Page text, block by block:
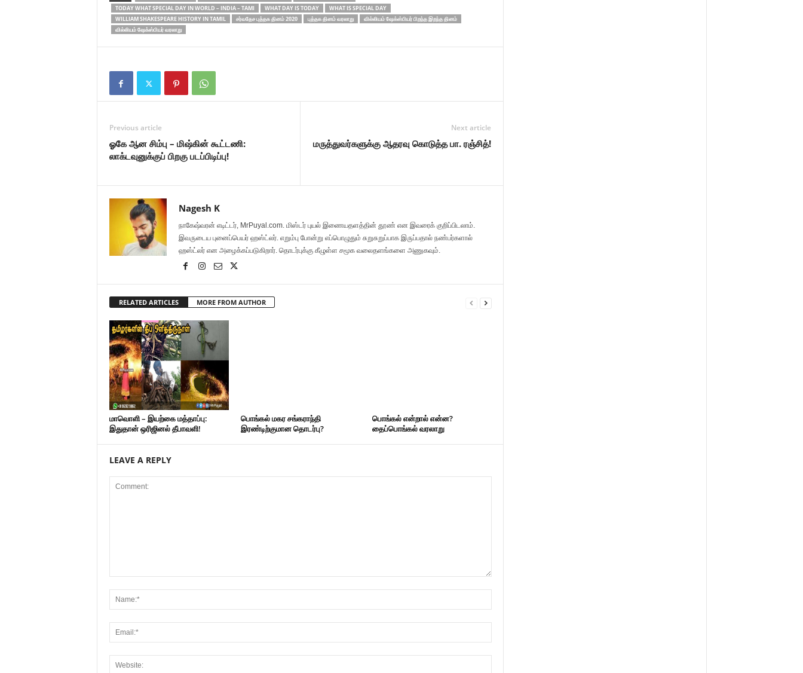
TODAY WHAT SPECIAL DAY IN WORLD – INDIA – TAMI
WHAT DAY IS TODAY
WHAT IS SPECIAL DAY
WILLIAM SHAKESPEARE HISTORY IN TAMIL
சர்வதேச புத்தக தினம் 2020 புத்தக தினம் வரலாறு
வில்லியம் ஷேக்ஸ்பியர் பிறந்த இறந்த தினம்
வில்லியம் ஷேக்ஸ்பியர் வரலாறு
Previous article
ஓகே ஆன சிம்பு – மிஷ்கின் கூட்டணி:
லாக்டவுனுக்குப் பிறகு படப்பிடிப்பு!
Next article
மருத்துவர்களுக்கு ஆதரவு கொடுத்த பா. ரஞ்சித்!
Nagesh K
நாகேஷ்வரன் எடிட்டர், MrPuyal.com. மிஸ்டர் புயல் இணையதளத்தின் தூண் என இவரைக் குறிப்பிடலாம்.
இவருடைய புனைப்பெயர் ஹஸ்ட்லர். எறும்பு போன்று எப்பொழுதும் சுறுசுறுப்பாக இருப்பதால் நண்பர்களால்
ஹஸ்ட்லர் என அழைக்கப்படுகிறார். தொடர்புக்கு கீழுள்ள சமூக வலைதளங்களை அணுகவும்.
RELATED ARTICLES MORE FROM AUTHOR
மாவொளி – இயற்கை மத்தாப்பு:
இதுதான் ஒரிஜினல் தீபாவளி!
பொங்கல் மகர சங்கராந்தி
இரண்டிற்குமான தொடர்பு?
பொங்கல் என்றால் என்ன?
தைப்பொங்கல் வரலாறு
LEAVE A REPLY